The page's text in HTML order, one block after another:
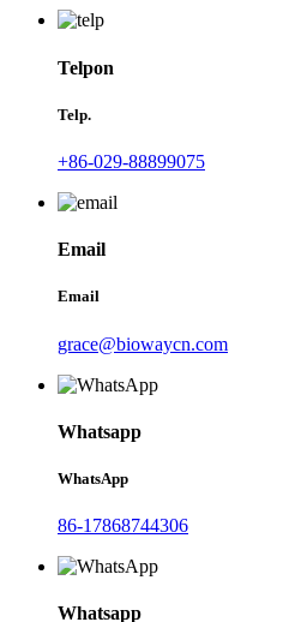
Telpon
Telp.
+86-029-88899075
Email
Email
grace@biowaycn.com
Whatsapp
WhatsApp
86-17868744306
Whatsapp